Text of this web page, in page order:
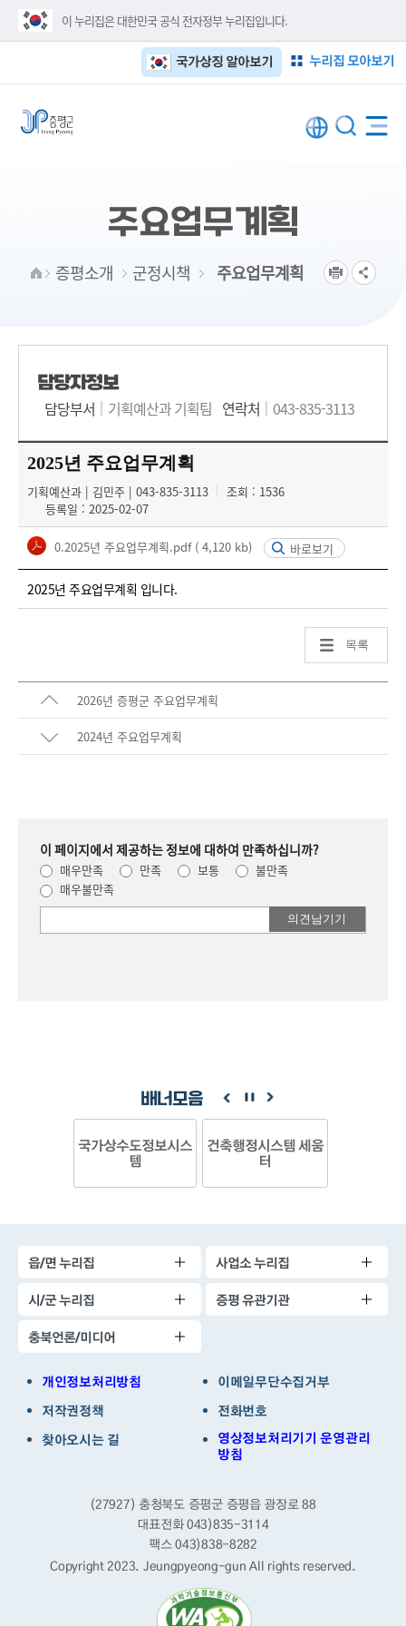
이 누리집은 대한민국 공식 전자정부 누리집입니다.
누리집 모아보기
국가상징 알아보기
주요업무계획
증평소개 군정시책 주요업무계획
담당자정보
담당부서
기획예산과 기획팀 연락처 043-835-3113
2025년 주요업무계획
기획예산과 | 김민주 | 043-835-3113
조회 : 1536
등록일 : 2025-02-07
0.2025년 주요업무계획.pdf ( 4,120 kb) 바로보기
2025년 주요업무계획 입니다.
목록
2026년 증평군 주요업무계획
2024년 주요업무계획
이 페이지에서 제공하는 정보에 대하여 만족하십니까?
매우만족 만족 보통
불만족
매우불만족
의견을
배너모음
국가상수도정보시스
템
건축행정시스템 세움
터
읍/면 누리집
사업소 누리집
시/군 누리집
증평 유관기관
충북언론/미디어
개인정보처리방침
이메일무단수집거부
저작권정책
전화번호
찾아오시는 길
영상정보처리기기 운영관리
방침
(27927) 충청북도 증평군 증평읍 광장로 88
대표전화 043)835-3114
팩스 043)838-8282
Copyright 2023. Jeungpyeong-gunAll rights reserved.